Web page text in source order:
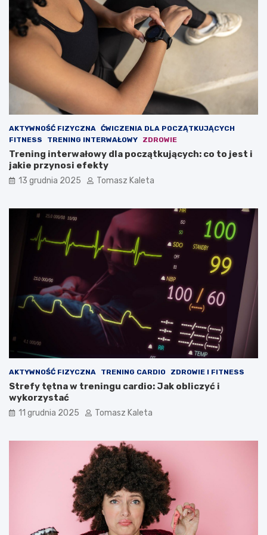
ć
m
m
n
i
o
w
ą
u
i
AKTYWNOŚĆ FIZYCZNA ĆWICZENIA DLA POCZĄTKUJĄCYCH
FITNESS
TRENING INTERWAŁOWY ZDROWIE
Trening interwałowy dla początkujących: co to jest i
jakie przynosi efekty
13 grudnia 2025 Tomasz Kaleta
AKTYWNOŚĆ FIZYCZNA TRENING CARDIO ZDROWIE I FITNESS
Strefy tętna w treningu cardio: Jak obliczyć i
wykorzystać
11 grudnia 2025 Tomasz Kaleta